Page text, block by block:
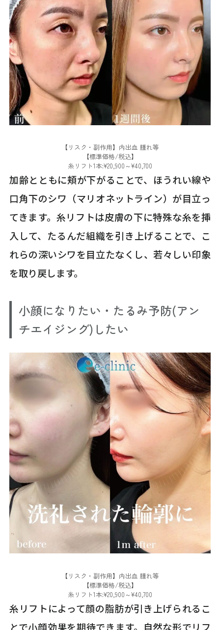
【リスク・副作用】内出血 腫れ等
【標準価格/税込】
糸リフト1本:¥20,900～¥40,700
加齢とともに頬が下がることで、ほうれい線や
口角下のシワ（マリオネットライン）が目立っ
てきます。糸リフトは皮膚の下に特殊な糸を挿
入して、たるんだ組織を引き上げることで、こ
れらの深いシワを目立たなくし、若々しい印象
を取り戻します。
小顔になりたい・たるみ予防(アン
チエイジング)したい
【リスク・副作用】内出血 腫れ等
【標準価格/税込】
糸リフト1本:¥20,900～¥40,700
糸リフトによって顔の脂肪が引き上げられるこ
とで小顔効果を期待できます。自然な形でリフ